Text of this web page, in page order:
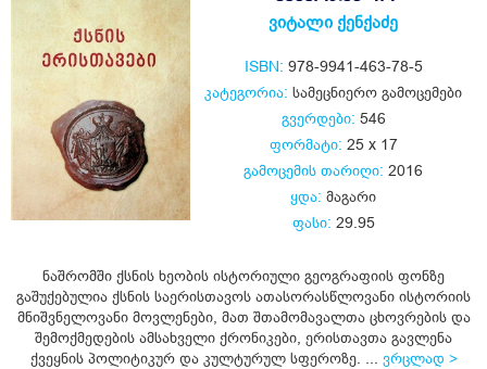
ვიტალი ქენქაძე
ISBN: 978-9941-463-78-5
კატეგორია: სამეცნიერო გამოცემები
გვერდები: 546
ფორმატი: 25 x 17
გამოცემის თარიღი: 2016
ყდა: მაგარი
ფასი: 29.95
ნაშრომში ქსნის ხეობის ისტორიული გეოგრაფიის ფონზე
გაშუქებულია ქსნის საერისთავოს ათასორასწლოვანი ისტორიის
მნიშვნელოვანი მოვლენები, მათ შთამომავალთა ცხოვრების და
შემოქმედების ამსახველი ქრონიკები, ერისთავთა გავლენა
ქვეყნის პოლიტიკურ და კულტურულ სფეროზე. ... ვრცლად >